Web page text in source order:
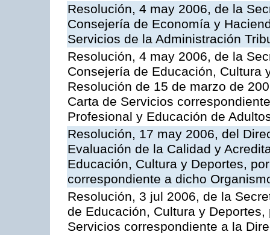
Resolución, 4 may 2006, de la
Consejería de Economía y
Servicios de la Administración
Resolución, 4 may 2006, de la
Consejería de Educación, Cultura
Resolución de 15 de marzo de
Carta de Servicios
Profesional y Educación de
Resolución, 17 may 2006, del
Evaluación de la Calidad y
Educación, Cultura y Deportes,
correspondiente a dicho
Resolución, 3 jul 2006, de la
de Educación, Cultura y
Servicios correspondiente a la